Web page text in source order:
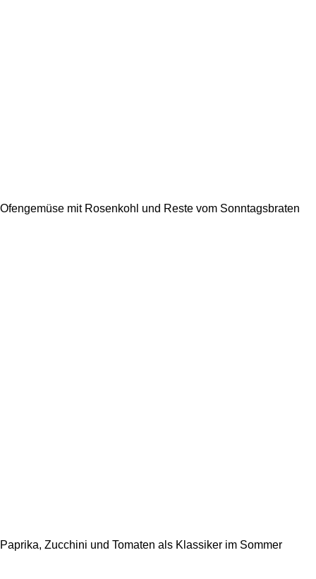
Ofengemüse mit Rosenkohl und Reste vom Sonntagsbraten
Paprika, Zucchini und Tomaten als Klassiker im Sommer